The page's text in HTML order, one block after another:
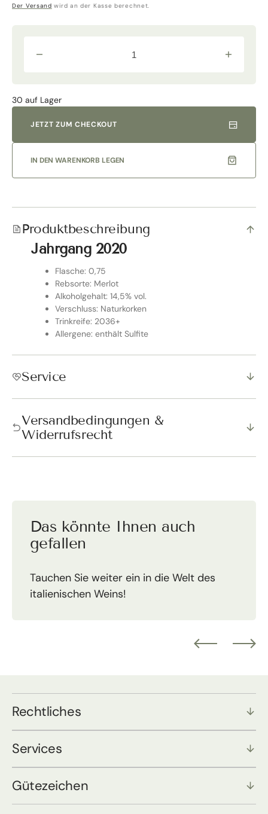
Preis
Der Versand wird an der Kasse berechnet.
Verringere
I.G.T.
Rosso
2020
Col
di
Erhöhe
Rosso
2020
Col
di
30 auf Lager
JETZT ZUM CHECKOUT
IN DEN WARENKORB LEGEN
Produktbeschreibung
Jahrgang 2020
Flasche: 0,75
Rebsorte: Merlot
Alkoholgehalt: 14,5% vol.
Verschluss: Naturkorken
Trinkreife: 2036+
Allergene: enthält Sulfite
Service
Versandbedingungen &
Widerrufsrecht
Das könnte Ihnen auch
gefallen
Tauchen Sie weiter ein in die Welt des
italienischen Weins!
Rechtliches
Services
Gütezeichen